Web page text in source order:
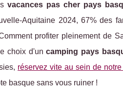
vacances pas cher pays
Aquitaine 2024, 67% des
profiter pleinement de
choix d'uncamping pays
réservez vite au sein de
basque sans vous ruiner !